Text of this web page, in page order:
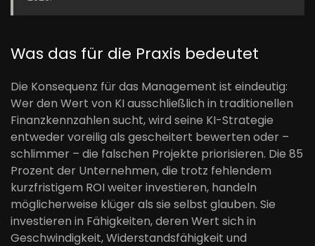
Was das für die Praxis bedeutet
Die Konsequenz für das Management ist eindeutig:
Wer den Wert von KI ausschließlich in traditionellen
Finanzkennzahlen sucht, wird seine KI-Strategie
entweder voreilig als gescheitert bewerten oder –
schlimmer – die falschen Projekte priorisieren. Die 85
Prozent der Unternehmen, die trotz fehlendem
kurzfristigem ROI weiter investieren, handeln
möglicherweise klüger als sie selbst glauben. Sie
investieren in Fähigkeiten, deren Wert sich in
Geschwindigkeit, Widerstandsfähigkeit und